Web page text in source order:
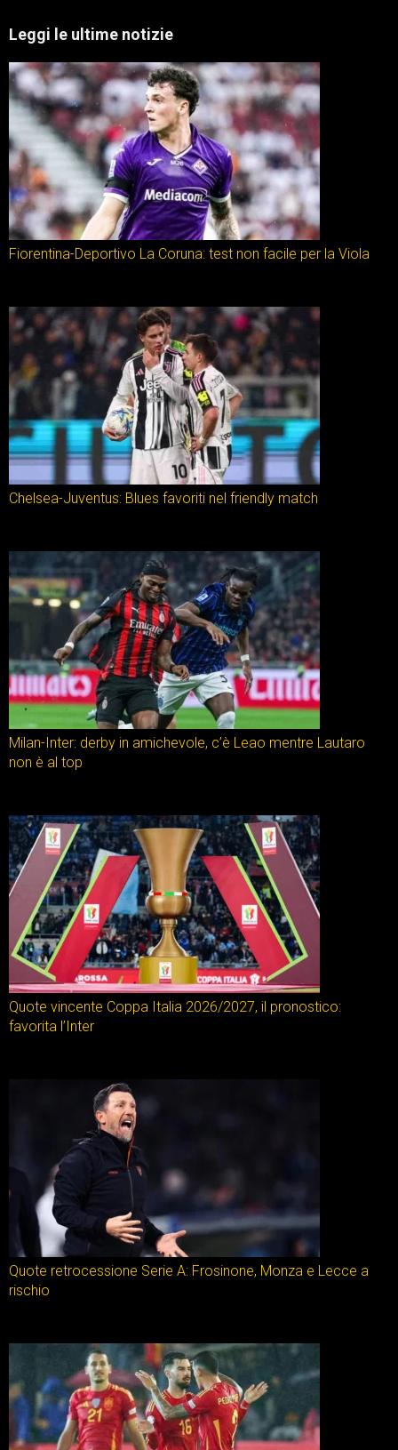
Leggi le ultime notizie
Fiorentina-Deportivo La Coruna: test non facile per la Viola
Chelsea-Juventus: Blues favoriti nel friendly match
Milan-Inter: derby in amichevole, c’è Leao mentre Lautaro
non è al top
Quote vincente Coppa Italia 2026/2027, il pronostico:
favorita l’Inter
Quote retrocessione Serie A: Frosinone, Monza e Lecce a
rischio